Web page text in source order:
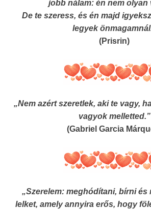
jobb nálam: én nem olyan
De te szeress, és én majd
legyek
(Prisrin)
„Nem azért szeretlek, aki te vagy,
vagyok melletted.”
(Gabriel Garcia
„Szerelem: meghódítani, bírni és
lelket, amely annyira erős, hogy